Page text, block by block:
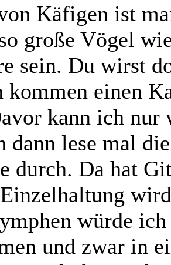
Käfigen ist
große Vögel
sein. Du wirst
kommen einen
kann ich nur
dann lese mal
durch. Da hat
würde
und zwar in